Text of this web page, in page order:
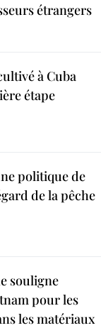
étrangers
à Cuba
étape
politique de
de la pêche
souligne
pour les
les matériaux